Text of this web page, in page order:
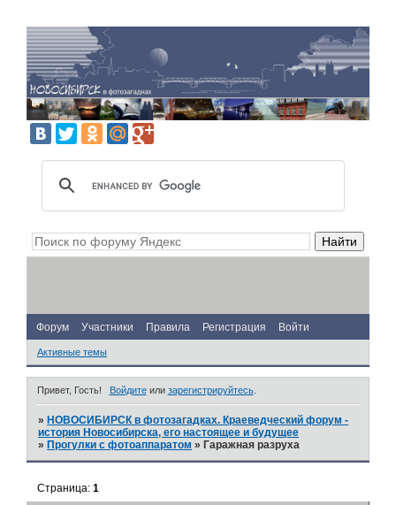
Форум Участники Правила Регистрация Войти
Активные темы
Привет, Гость! Войдитеили зарегистрируйтесь.
» НОВОСИБИРСК в фотозагадках. Краеведческий форум -
история Новосибирска, его настоящее и будущее
» Прогулки с фотоаппаратом » Гаражная разруха
Страница:1